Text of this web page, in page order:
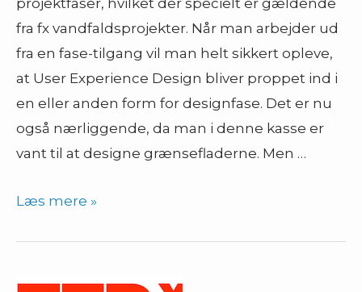
projektfaser, hvilket der specielt er gældende
fra fx vandfaldsprojekter. Når man arbejder ud
fra en fase-tilgang vil man helt sikkert opleve,
at User Experience Design bliver proppet ind i
en eller anden form for designfase. Det er nu
også nærliggende, da man i denne kasse er
vant til at designe grænsefladerne. Men …
UX
Læs mere »